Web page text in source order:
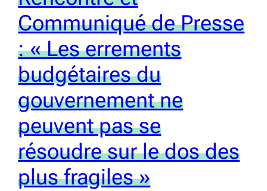
Communiqué de Presse
: « Les errements
budgétaires du
gouvernement ne
peuvent pas se
résoudre sur le dos des
plus fragiles »